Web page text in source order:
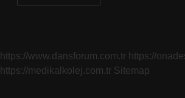
Ankara
https://www.dansforum.com.tr https://
https://medikalkolej.com.tr Sitemap